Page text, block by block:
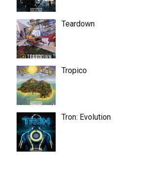
Teardown
Tropico
Tron: Evolution